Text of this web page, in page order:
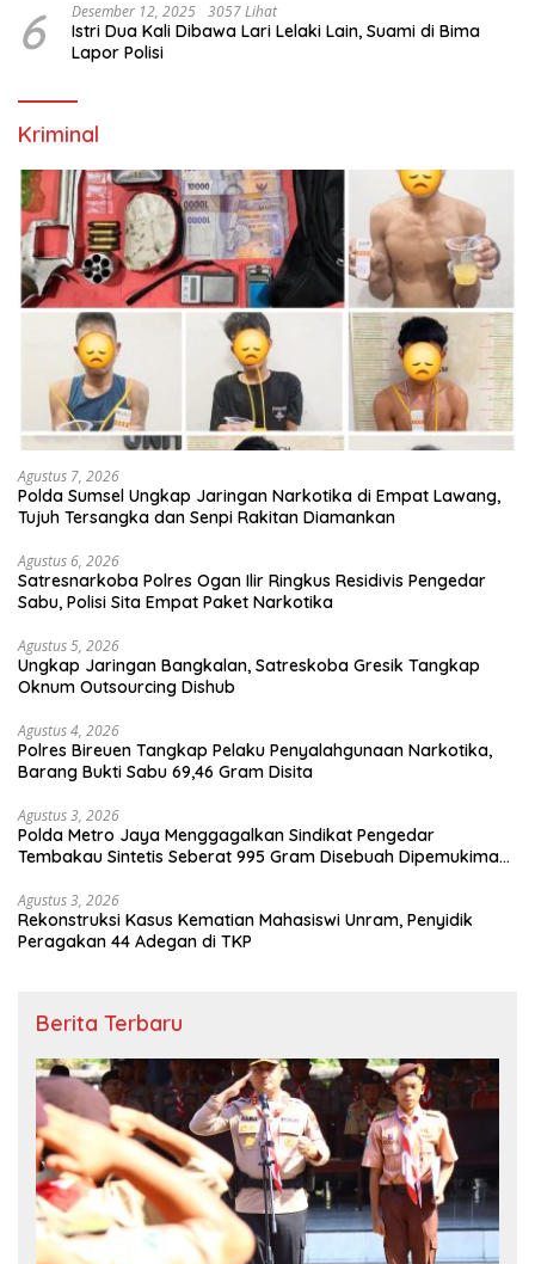
6 Desember 12, 2025 3057 Lihat
Istri Dua Kali Dibawa Lari Lelaki Lain, Suami di Bima
Lapor Polisi
Kriminal
Agustus 7, 2026
Polda Sumsel Ungkap Jaringan Narkotika di Empat Lawang,
Tujuh Tersangka dan Senpi Rakitan Diamankan
Agustus 6, 2026
Satresnarkoba Polres Ogan Ilir Ringkus Residivis Pengedar
Sabu, Polisi Sita Empat Paket Narkotika
Agustus 5, 2026
Ungkap Jaringan Bangkalan, Satreskoba Gresik Tangkap
Oknum Outsourcing Dishub
Agustus 4, 2026
Polres Bireuen Tangkap Pelaku Penyalahgunaan Narkotika,
Barang Bukti Sabu 69,46 Gram Disita
Agustus 3, 2026
Polda Metro Jaya Menggagalkan Sindikat Pengedar
Tembakau Sintetis Seberat 995 Gram Disebuah Dipemukiman
Agustus 3, 2026
Rekonstruksi Kasus Kematian Mahasiswi Unram, Penyidik
Peragakan 44 Adegan di TKP
Berita Terbaru